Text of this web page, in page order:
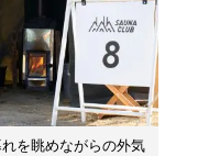
を眺めながらの外気